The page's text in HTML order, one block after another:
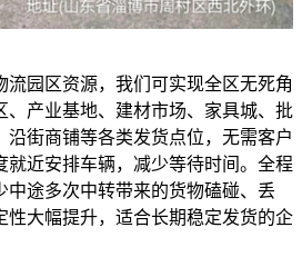
流园区资源，我们可实现全区无死角
、产业基地、建材市场、家具城、批
沿街商铺等各类发货点位，无需客户
就近安排车辆，减少等待时间。全程
中途多次中转带来的货物磕碰、丢
性大幅提升，适合长期稳定发货的企